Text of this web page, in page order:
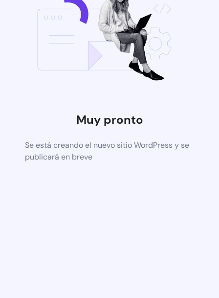
Muy pronto
Se está creando el nuevo sitio WordPress y se
publicará en breve